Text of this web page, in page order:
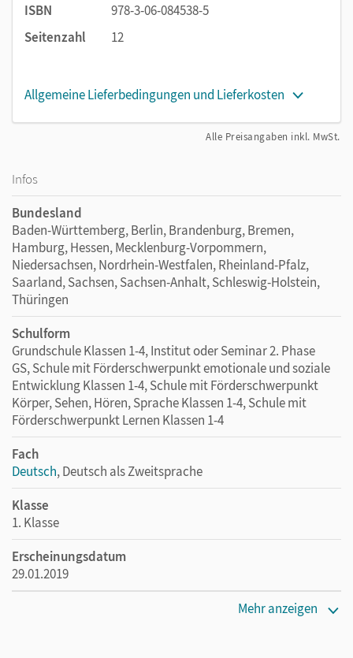
ISBN
978-3-06-084538-5
Seitenzahl
12
Allgemeine Lieferbedingungen und Lieferkosten
Alle Preisangaben inkl. MwSt.
Infos
Bundesland
Baden-Württemberg, Berlin, Brandenburg, Bremen,
Hamburg, Hessen, Mecklenburg-Vorpommern,
Niedersachsen, Nordrhein-Westfalen, Rheinland-Pfalz,
Saarland, Sachsen, Sachsen-Anhalt, Schleswig-Holstein,
Thüringen
Schulform
Grundschule Klassen 1-4, Institut oder Seminar 2. Phase
GS, Schule mit Förderschwerpunkt emotionale und soziale
Entwicklung Klassen 1-4, Schule mit Förderschwerpunkt
Körper, Sehen, Hören, Sprache Klassen 1-4, Schule mit
Förderschwerpunkt Lernen Klassen 1-4
Fach
Deutsch, Deutsch als Zweitsprache
Klasse
1. Klasse
Erscheinungsdatum
29.01.2019
Mehr anzeigen